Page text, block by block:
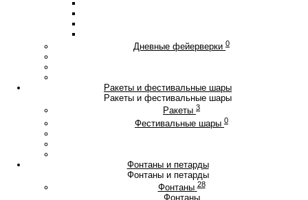
Дневные фейерверки 0
Ракеты и фестивальные шары
Ракеты и фестивальные шары
Ракеты 3
Фестивальные шары 0
Фонтаны и петарды
Фонтаны и петарды
Фонтаны 28
Фонтаны